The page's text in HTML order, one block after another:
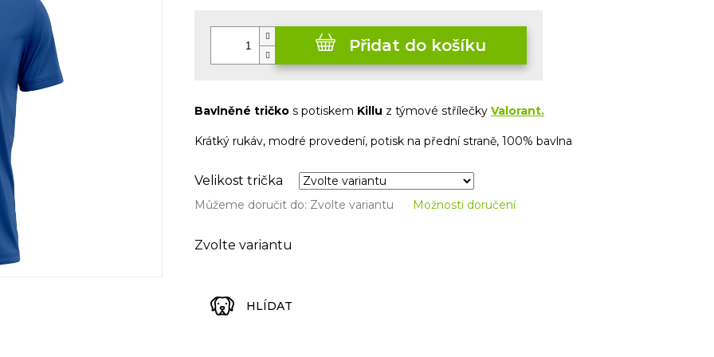
Zvolte variantu
Velikost trička
Můžeme doručit do: Zvolte variantu Možnosti doručení
Přidat do košíku
Bavlněné tričko s potiskem Killu z týmové střílečky Valorant.
Krátký rukáv, modré provedení, potisk na přední straně, 100% bavlna
HLÍDAT